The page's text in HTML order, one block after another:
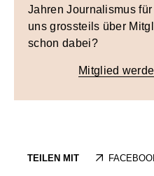
Jahren Journalismus
uns grossteils über
schon dabei?
Mitglied
TEILEN MIT